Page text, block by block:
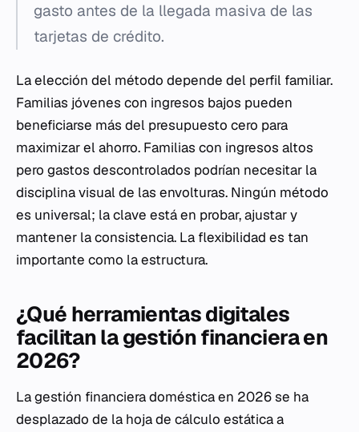
gasto antes de la llegada masiva de las
tarjetas de crédito.
La elección del método depende del perfil familiar.
Familias jóvenes con ingresos bajos pueden
beneficiarse más del presupuesto cero para
maximizar el ahorro. Familias con ingresos altos
pero gastos descontrolados podrían necesitar la
disciplina visual de las envolturas. Ningún método
es universal; la clave está en probar, ajustar y
mantener la consistencia. La flexibilidad es tan
importante como la estructura.
¿Qué herramientas digitales
facilitan la gestión financiera en
2026?
La gestión financiera doméstica en 2026 se ha
desplazado de la hoja de cálculo estática a